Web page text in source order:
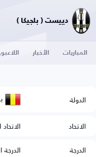
دييست ( بلجيكا )
المباريات الأخبار
الدولة
الاتحاد
الدرجة
الدرجة